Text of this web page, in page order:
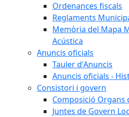
Ordenances fiscals
Reglaments
Memòria del Mapa
Acústica
Anuncis oficials
Tauler d'Anuncis
Anuncis oficials -
Consistori i govern
Composició Organs
Juntes de Govern